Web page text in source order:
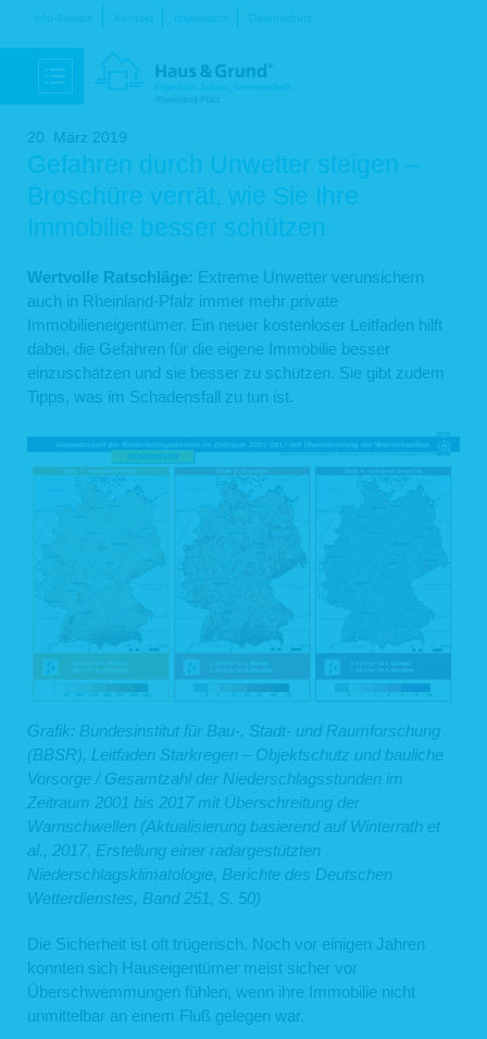
Navigation
Info-Service Kontakt Impressum Datenschutz
20. März 2019
Gefahren durch Unwetter steigen –
Broschüre verrät, wie Sie Ihre
Immobilie besser schützen
Wertvolle Ratschläge: Extreme Unwetter verunsichern
auch in Rheinland-Pfalz immer mehr private
Immobilieneigentümer. Ein neuer kostenloser Leitfaden hilft
dabei, die Gefahren für die eigene Immobilie besser
einzuschätzen und sie besser zu schützen. Sie gibt zudem
Tipps, was im Schadensfall zu tun ist.
Grafik: Bundesinstitut für Bau-, Stadt- und Raumforschung
(BBSR), Leitfaden Starkregen – Objektschutz und bauliche
Vorsorge / Gesamtzahl der Niederschlagsstunden im
Zeitraum 2001 bis 2017 mit Überschreitung der
Warnschwellen (Aktualisierung basierend auf Winterrath et
al., 2017, Erstellung einer radargestützten
Niederschlagsklimatologie, Berichte des Deutschen
Wetterdienstes, Band 251, S. 50)
Die Sicherheit ist oft trügerisch. Noch vor einigen Jahren
konnten sich Hauseigentümer meist sicher vor
Überschwemmungen fühlen, wenn ihre Immobilie nicht
unmittelbar an einem Fluß gelegen war.